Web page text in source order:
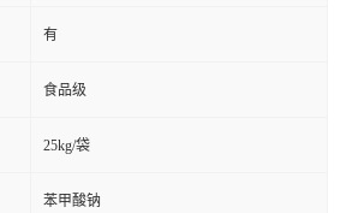
有
食品级
25kg/袋
苯甲酸钠